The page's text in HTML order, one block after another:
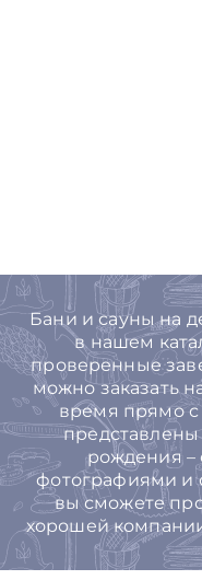
Бани и сауны на
в нашем
проверенные
можно заказать
время прямо с
представлены
рождения –
фотографиями и
вы сможете
хорошей